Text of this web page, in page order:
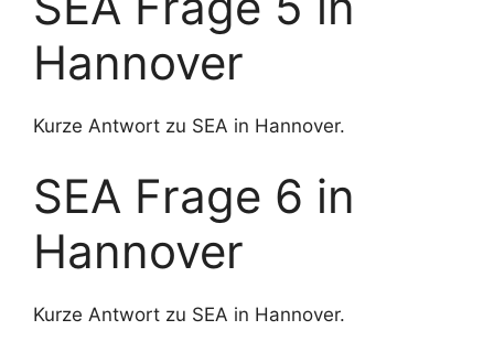
Hannover
Kurze Antwort zu SEA in Hannover.
SEA Frage 6 in
Hannover
Kurze Antwort zu SEA in Hannover.